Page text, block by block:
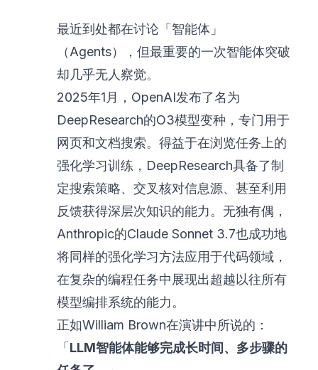
最近到处都在讨论「智能体」
（Agents），但最重要的一次智能体突破
却几乎无人察觉。
2025年1月，OpenAI发布了名为
DeepResearch的O3模型变种，专门用于
网页和文档搜索。得益于在浏览任务上的
强化学习训练，DeepResearch具备了制
定搜索策略、交叉核对信息源、甚至利用
反馈获得深层次知识的能力。无独有偶，
Anthropic的Claude Sonnet 3.7也成功地
将同样的强化学习方法应用于代码领域，
在复杂的编程任务中展现出超越以往所有
模型编排系统的能力。
正如William Brown在演讲中所说的：
「 LLM智能体能够完成长时间、多步骤的